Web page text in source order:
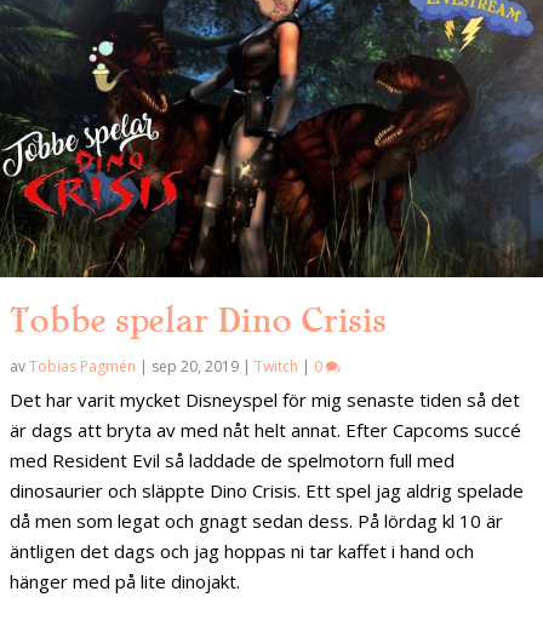
Tobbe spelar Dino Crisis
avTobias Pagmén | sep 20, 2019 | Twitch | 0
Det har varit mycket Disneyspel för mig senaste tiden så det
är dags att bryta av med nåt helt annat. Efter Capcoms succé
med Resident Evil så laddade de spelmotorn full med
dinosaurier och släppte Dino Crisis. Ett spel jag aldrig spelade
då men som legat och gnagt sedan dess. På lördag kl 10 är
äntligen det dags och jag hoppas ni tar kaffet i hand och
hänger med på lite dinojakt.